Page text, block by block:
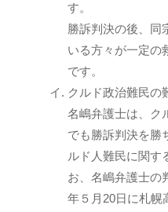
す。
勝訴判決の後、同
いる方々が一定の
です。
クルド政治難民の
名嶋弁護士は、ク
でも勝訴判決を勝
ルド人難民に関す
お、名嶋弁護士の
年５月20日に札幌